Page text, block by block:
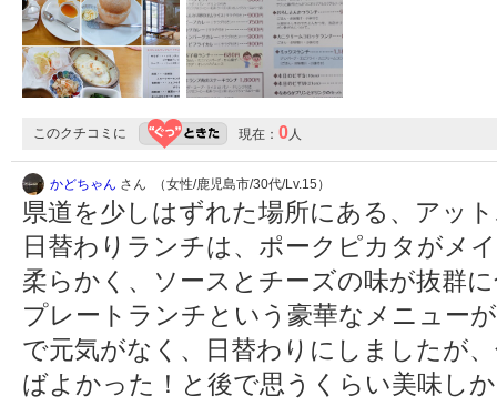
このクチコミに 現在： 0 人
かどちゃん さん （女性/鹿児島市/30代/Lv.15）
県道を少しはずれた場所にある、アッ
日替わりランチは、ポークピカタがメ
柔らかく、ソースとチーズの味が抜群
プレートランチという豪華なメニュー
で元気がなく、日替わりにしましたが
ばよかった！と後で思うくらい美味し